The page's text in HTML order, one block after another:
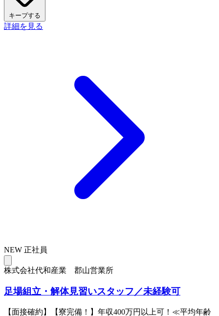
キープする
詳細を見る
NEW 正社員
株式会社代和産業 郡山営業所
足場組立・解体見習いスタッフ／未経験可
【面接確約】【寮完備！】年収400万円以上可！≪平均年齢